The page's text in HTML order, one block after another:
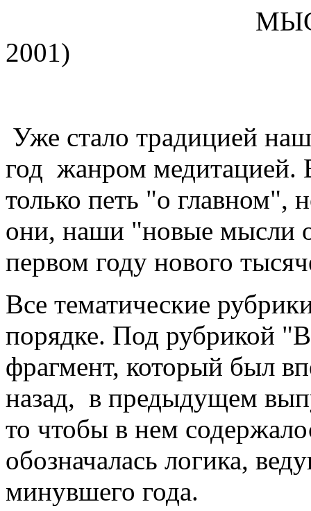
МЫСЛИ О
2001)
Уже стало традицией
год жанром медитацией.
только петь "о
они, наши "новые мысли
первом году нового
Все тематические
порядке. Под рубрикой
фрагмент, который был
назад, в предыдущем
то чтобы в нем
обозначалась логика,
минувшего года.